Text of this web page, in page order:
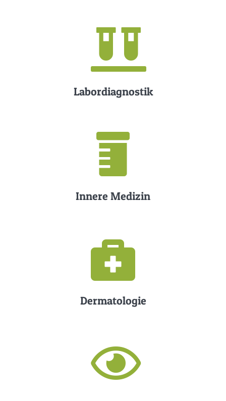
Labordiagnostik
Innere Medizin
Dermatologie